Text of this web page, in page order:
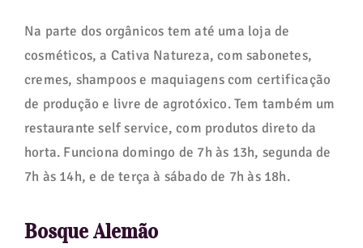
Na parte dos orgânicos tem até uma loja de
cosméticos, a Cativa Natureza, com sabonetes,
cremes, shampoos e maquiagens com certificação
de produção e livre de agrotóxico. Tem também um
restaurante self service, com produtos direto da
horta. Funciona domingo de 7h às 13h, segunda de
7h às 14h, e de terça à sábado de 7h às 18h.
Bosque Alemão